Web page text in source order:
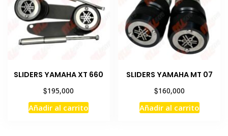
SLIDERS YAMAHA XT 660
$195,000
Añadir al carrito
SLIDERS YAMAHA MT 07
$160,000
Añadir al carrito